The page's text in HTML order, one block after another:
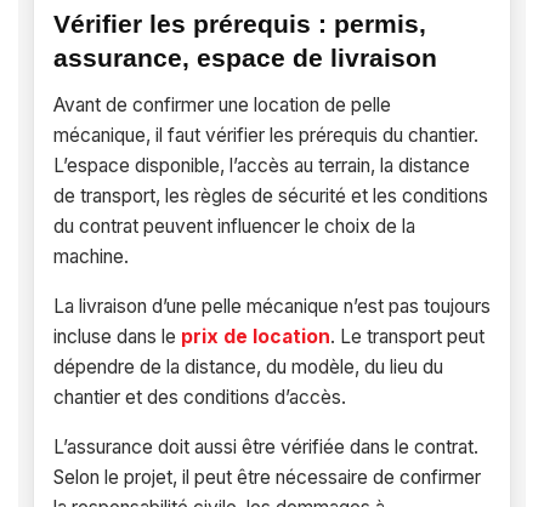
Vérifier les prérequis : permis,
assurance, espace de livraison
Avant de confirmer une location de pelle
mécanique, il faut vérifier les prérequis du chantier.
L’espace disponible, l’accès au terrain, la distance
de transport, les règles de sécurité et les conditions
du contrat peuvent influencer le choix de la
machine.
La livraison d’une pelle mécanique n’est pas toujours
incluse dans le prix de location. Le transport peut
dépendre de la distance, du modèle, du lieu du
chantier et des conditions d’accès.
L’assurance doit aussi être vérifiée dans le contrat.
Selon le projet, il peut être nécessaire de confirmer